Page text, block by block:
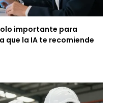
importante para
que la IA te recomiende